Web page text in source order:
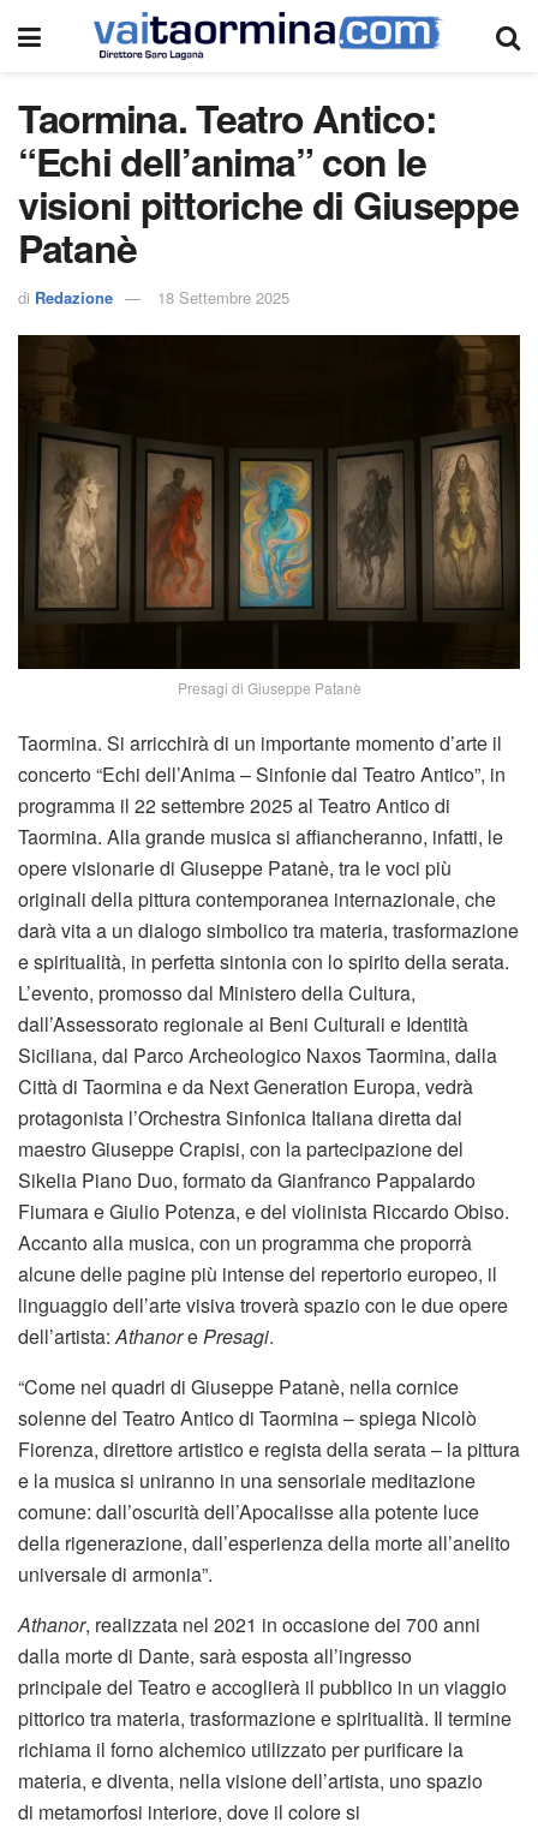
Taormina. Teatro Antico:
“Echi dell’anima” con le
visioni pittoriche di Giuseppe
Patanè
di Redazione 18 Settembre 2025
Presagi di Giuseppe Patanè
Taormina. Si arricchirà di un importante momento d’arte il
concerto “Echi dell’Anima – Sinfonie dal Teatro Antico”, in
programma il 22 settembre 2025 al Teatro Antico di
Taormina. Alla grande musica si affiancheranno, infatti, le
opere visionarie di Giuseppe Patanè, tra le voci più
originali della pittura contemporanea internazionale, che
darà vita a un dialogo simbolico tra materia, trasformazione
e spiritualità, in perfetta sintonia con lo spirito della serata.
L’evento, promosso dal Ministero della Cultura,
dall’Assessorato regionale ai Beni Culturali e Identità
Siciliana, dal Parco Archeologico Naxos Taormina, dalla
Città di Taormina e da Next Generation Europa, vedrà
protagonista l’Orchestra Sinfonica Italiana diretta dal
maestro Giuseppe Crapisi, con la partecipazione del
Sikelia Piano Duo, formato da Gianfranco Pappalardo
Fiumara e Giulio Potenza, e del violinista Riccardo Obiso.
Accanto alla musica, con un programma che proporrà
alcune delle pagine più intense del repertorio europeo, il
linguaggio dell’arte visiva troverà spazio con le due opere
dell’artista:AthanorePresagi.
“Come nei quadri di Giuseppe Patanè, nella cornice
solenne del Teatro Antico di Taormina – spiega Nicolò
Fiorenza, direttore artistico e regista della serata – la pittura
e la musica si uniranno in una sensoriale meditazione
comune: dall’oscurità dell’Apocalisse alla potente luce
della rigenerazione, dall’esperienza della morte all’anelito
universale di armonia”.
Athanor, realizzata nel 2021 in occasione dei 700 anni
dalla morte di Dante, sarà esposta all’ingresso
principale del Teatro e accoglierà il pubblico in un viaggio
pittorico tra materia, trasformazione e spiritualità. Il termine
richiama il forno alchemico utilizzato per purificare la
materia, e diventa, nella visione dell’artista, uno spazio
di metamorfosi interiore, dove il colore si